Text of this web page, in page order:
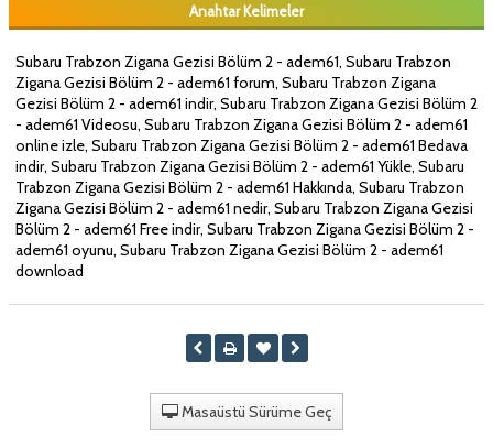
Anahtar Kelimeler
Subaru Trabzon Zigana Gezisi Bölüm 2 - adem61, Subaru Trabzon
Zigana Gezisi Bölüm 2 - adem61 forum, Subaru Trabzon Zigana
Gezisi Bölüm 2 - adem61 indir, Subaru Trabzon Zigana Gezisi Bölüm 2
- adem61 Videosu, Subaru Trabzon Zigana Gezisi Bölüm 2 - adem61
online izle, Subaru Trabzon Zigana Gezisi Bölüm 2 - adem61 Bedava
indir, Subaru Trabzon Zigana Gezisi Bölüm 2 - adem61 Yükle, Subaru
Trabzon Zigana Gezisi Bölüm 2 - adem61 Hakkında, Subaru Trabzon
Zigana Gezisi Bölüm 2 - adem61 nedir, Subaru Trabzon Zigana Gezisi
Bölüm 2 - adem61 Free indir, Subaru Trabzon Zigana Gezisi Bölüm 2 -
adem61 oyunu, Subaru Trabzon Zigana Gezisi Bölüm 2 - adem61
download
Masaüstü Sürüme Geç